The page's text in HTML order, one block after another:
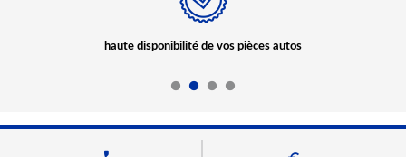
haute disponibilité de vos pièces autos